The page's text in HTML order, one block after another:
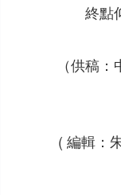
終點
（供稿
( 編輯：